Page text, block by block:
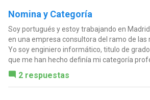
Nomina y Categoría
Soy portugués y estoy trabajando en
en una empresa consultora del ramo de las
Yo soy enginiero informático, titulo de
que me han hecho definía mi categoría
2 respuestas